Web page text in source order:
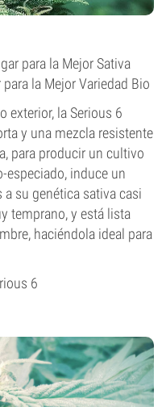
para la Mejor Sativa
la Mejor Variedad Bio
exterior, la Serious 6
y una mezcla resistente
para producir un cultivo
especiado, induce un
su genética sativa casi
temprano, y está lista
haciéndola ideal para
6